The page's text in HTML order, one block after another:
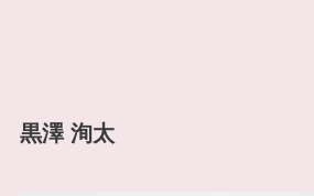
黒澤 洵太